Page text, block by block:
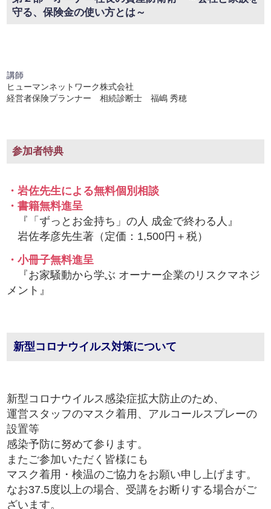
守る、保険金の使い方とは～
講師
ヒューマンネットワーク株式会社
経営者保険プランナー 相続診断士 福嶋 秀穂
参加者特典
・岩佐先生による無料個別相談
・書籍無料進呈
『「ずっとお金持ち」の人 成金で終わる人』
岩佐孝彦先生著（定価：1,500円＋税）
・小冊子無料進呈
『お家騒動から学ぶ オーナー企業のリスクマネジ
メント』
新型コロナウイルス対策について
新型コロナウイルス感染症拡大防止のため、
運営スタッフのマスク着用、アルコールスプレーの
設置等
感染予防に努めて参ります。
またご参加いただく皆様にも
マスク着用・検温のご協力をお願い申し上げます。
なお37.5度以上の場合、受講をお断りする場合がご
ざいます。